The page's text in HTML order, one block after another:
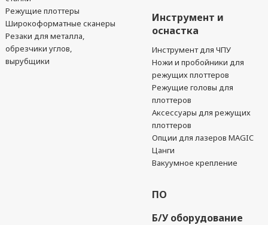
Режущие плоттеры
Широкоформатные сканеры
Резаки для металла,
обрезчики углов,
вырубщики
Инструмент и
оснастка
Инструмент для ЧПУ
Ножи и пробойники для
режущих плоттеров
Режущие головы для
плоттеров
Аксессуары для режущих
плоттеров
Опции для лазеров MAGIC
Цанги
Вакуумное крепление
ПО
Б/У оборудование